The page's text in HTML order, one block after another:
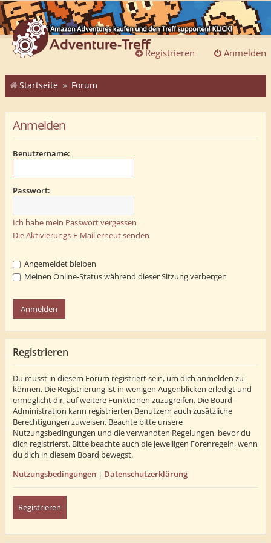
Anmelden
Registrieren
Startseite Forum
Anmelden
Benutzername:
Passwort:
Ich habe mein Passwort vergessen
Die Aktivierungs-E-Mail erneut senden
Angemeldet bleiben
Meinen Online-Status während dieser Sitzung verbergen
Registrieren
Du musst in diesem Forum registriert sein, um dich anmelden zu
können. Die Registrierung ist in wenigen Augenblicken erledigt und
ermöglicht dir, auf weitere Funktionen zuzugreifen. Die Board-
Administration kann registrierten Benutzern auch zusätzliche
Berechtigungen zuweisen. Beachte bitte unsere
Nutzungsbedingungen und die verwandten Regelungen, bevor du
dich registrierst. Bitte beachte auch die jeweiligen Forenregeln, wenn
du dich in diesem Board bewegst.
Nutzungsbedingungen | Datenschutzerklärung
Registrieren